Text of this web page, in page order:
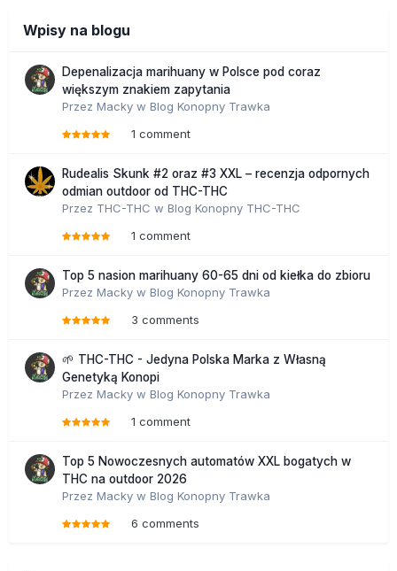
Wpisy na blogu
Depenalizacja marihuany w Polsce pod coraz
większym znakiem zapytania
Przez Macky w Blog Konopny Trawka
1 comment
Rudealis Skunk #2 oraz #3 XXL – recenzja odpornych
odmian outdoor od THC-THC
Przez THC-THC w Blog Konopny THC-THC
1 comment
Top 5 nasion marihuany 60-65 dni od kiełka do zbioru
Przez Macky w Blog Konopny Trawka
3 comments
🌱 THC-THC - Jedyna Polska Marka z Własną
Genetyką Konopi
Przez Macky w Blog Konopny Trawka
1 comment
Top 5 Nowoczesnych automatów XXL bogatych w
THC na outdoor 2026
Przez Macky w Blog Konopny Trawka
6 comments